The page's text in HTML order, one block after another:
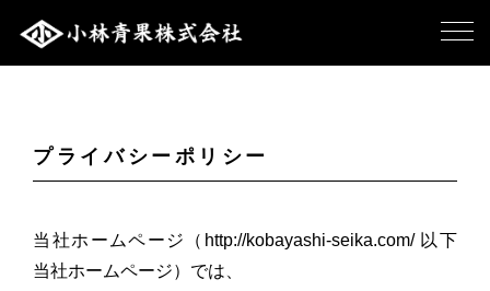
プライバシーポリシー
当社ホームページ（http://kobayashi-seika.com/ 以下
当社ホームページ）では、